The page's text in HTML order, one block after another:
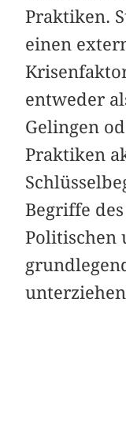
Praktiken.
einen
entweder
Gelingen
Praktiken
Begriffe
Politischen